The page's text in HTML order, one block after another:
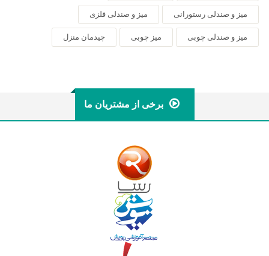
میز و صندلی رستورانی میز و صندلی فلزی
میز و صندلی چوبی میز چوبی چیدمان منزل
برخی از مشتریان ما